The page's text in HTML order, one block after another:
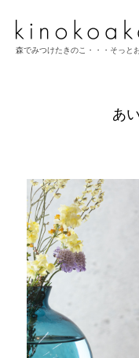
森でみつけたきのこ・・・そっと
あ